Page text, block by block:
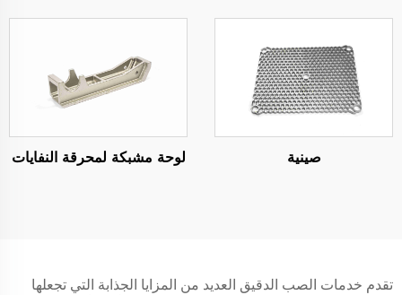
صينية لوحة مشبكة لمحرقة النفايات
تقدم خدمات الصب الدقيق العديد من المزايا الجذابة التي تجعلها